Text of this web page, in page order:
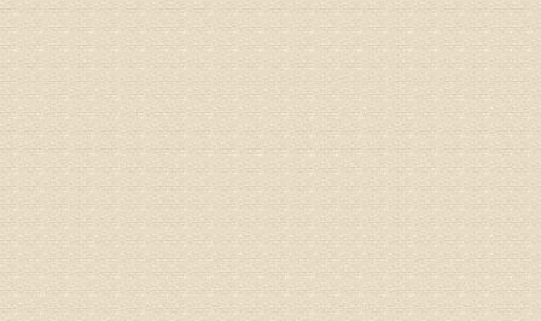
病情描
专家回
液，同
外用、
姓名
专家回